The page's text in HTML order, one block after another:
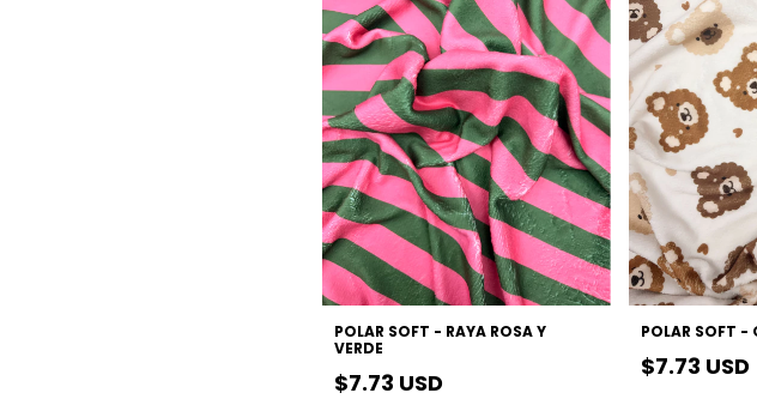
POLAR SOFT - RAYA ROSA Y
VERDE
$7.73 USD
POLAR SOFT -
$7.73 USD